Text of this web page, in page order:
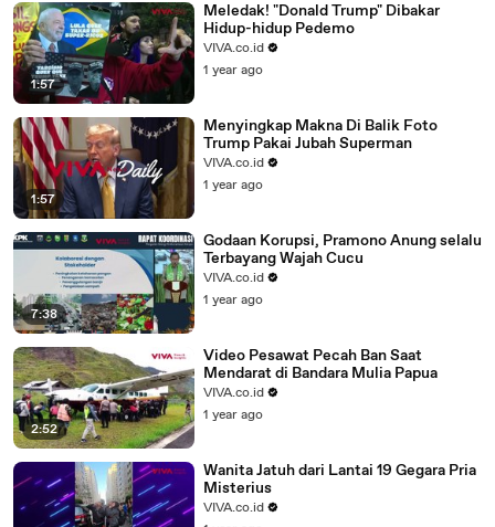
1:57
Meledak! "Donald Trump" Dibakar
Hidup-hidup Pedemo
VIVA.co.id
1 year ago
1:57
Menyingkap Makna Di Balik Foto
Trump Pakai Jubah Superman
VIVA.co.id
1 year ago
7:38
Godaan Korupsi, Pramono Anung selalu
Terbayang Wajah Cucu
VIVA.co.id
1 year ago
2:52
Video Pesawat Pecah Ban Saat
Mendarat di Bandara Mulia Papua
VIVA.co.id
1 year ago
Wanita Jatuh dari Lantai 19 Gegara Pria
Misterius
VIVA.co.id